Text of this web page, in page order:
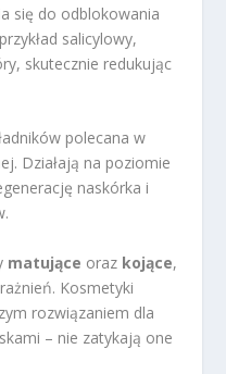
się do odblokowania
salicylowy,
skutecznie redukując
polecana w
Działają na poziomie
naskórka i
matujące oraz kojące,
Kosmetyki
rozwiązaniem dla
– nie zatykają one